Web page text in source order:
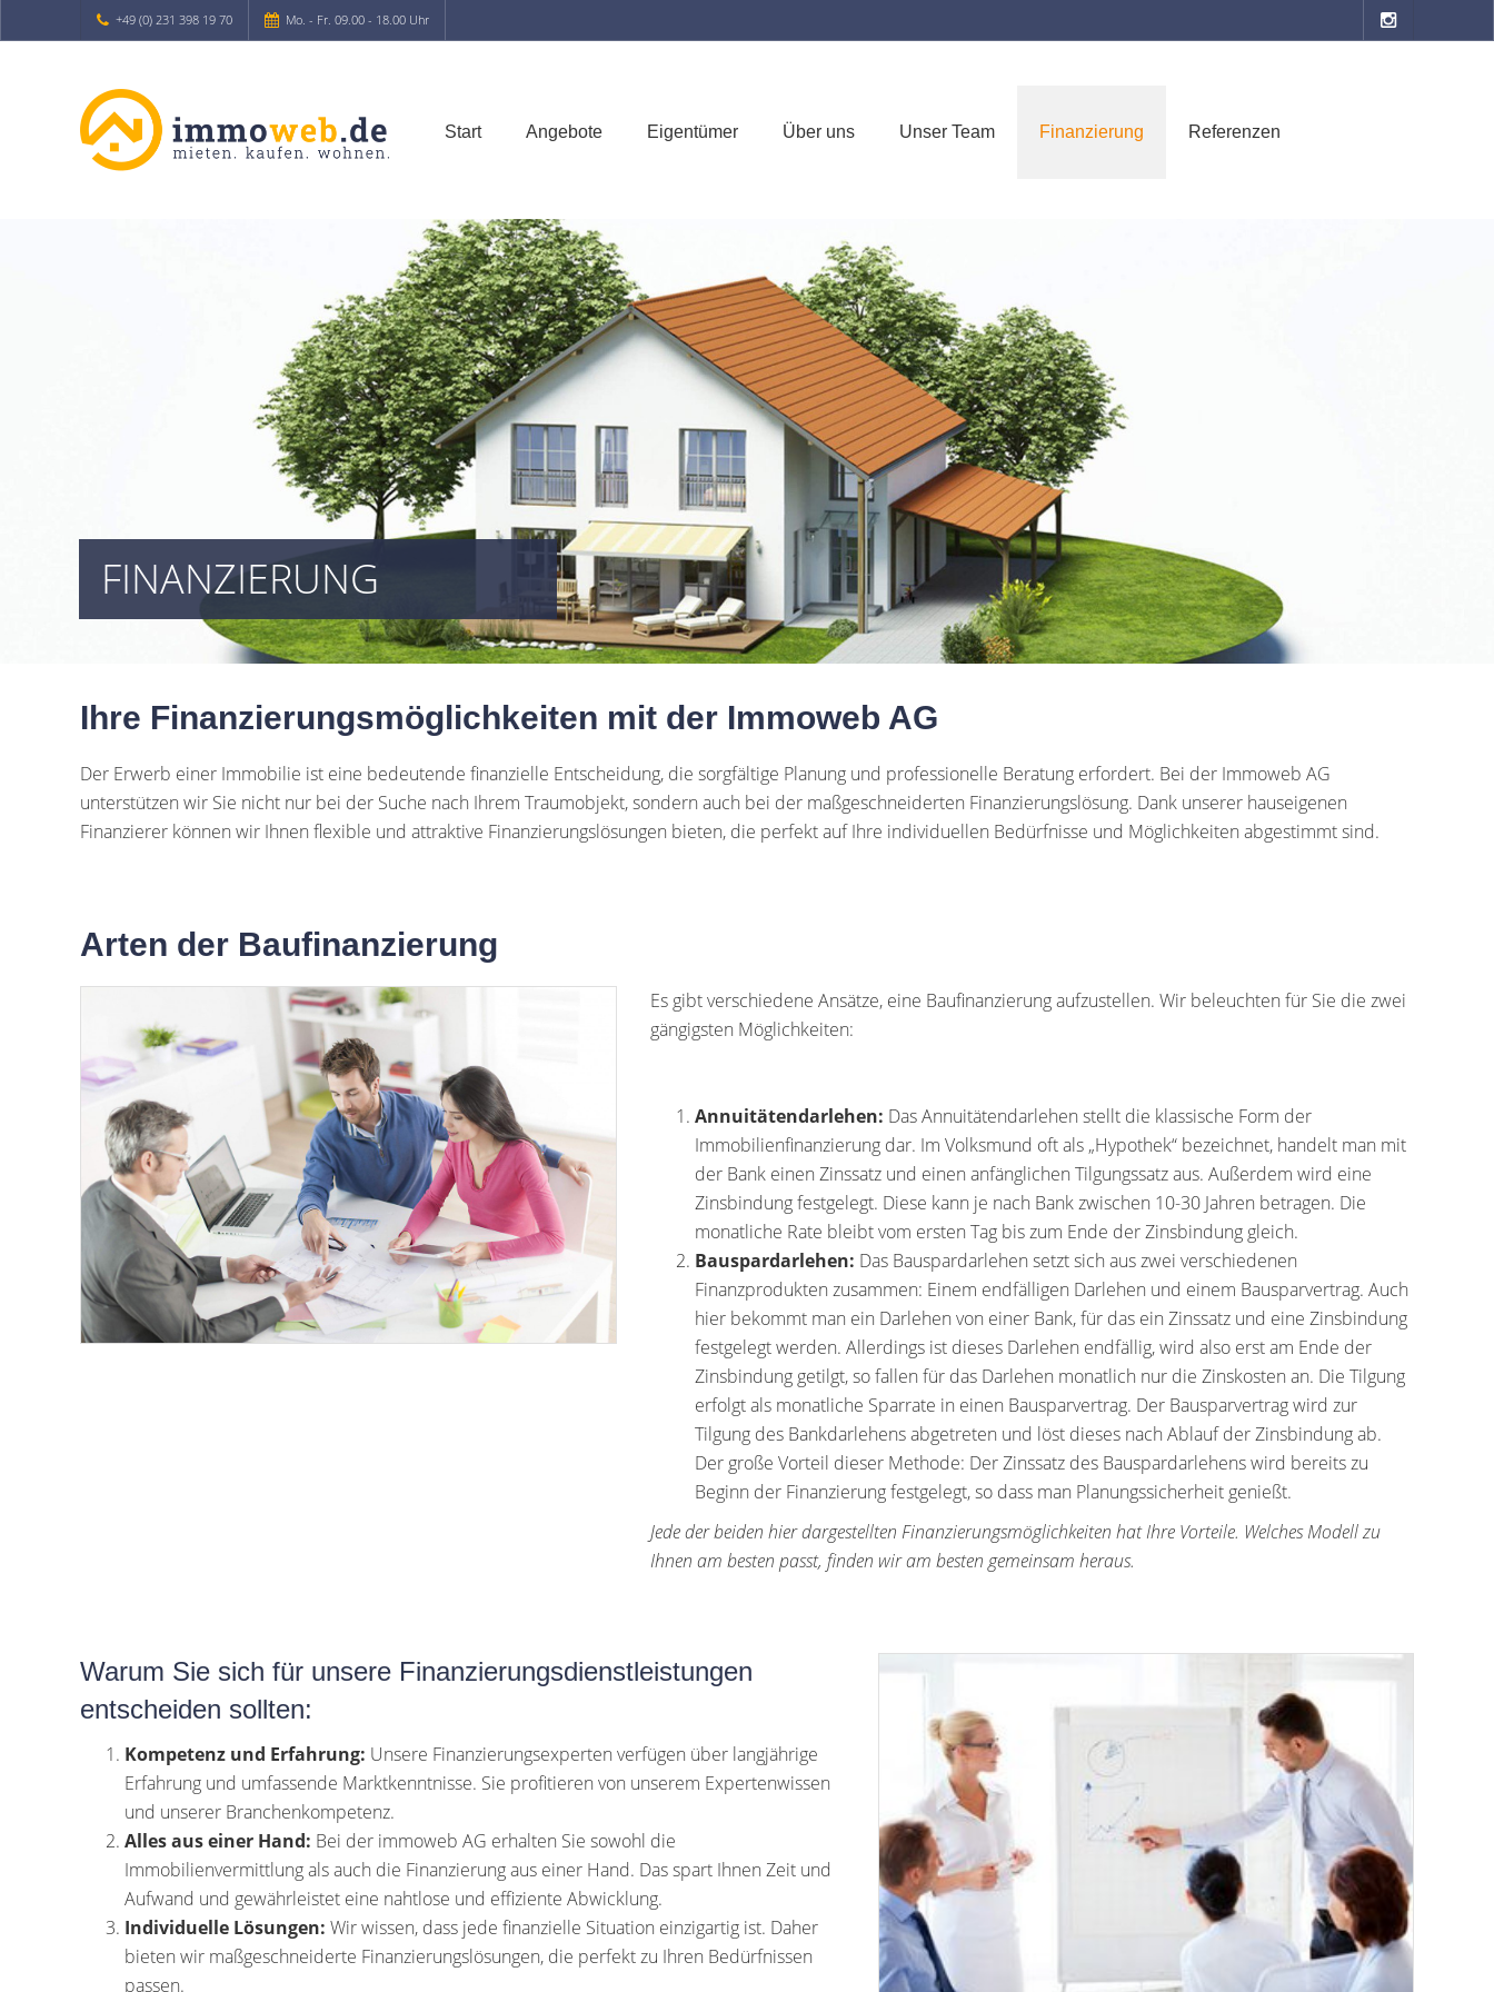
+49 (0) 231 398 19 70 Mo. - Fr. 09.00 - 18.00 Uhr
Start Angebote Eigentümer Über uns Unser Team Finanzierung Referenzen
FINANZIERUNG
Ihre Finanzierungsmöglichkeiten mit der Immoweb AG
Der Erwerb einer Immobilie ist eine bedeutende finanzielle Entscheidung, die sorgfältige Planung und professionelle Beratung erfordert. Bei der Immoweb AG
unterstützen wir Sie nicht nur bei der Suche nach Ihrem Traumobjekt, sondern auch bei der maßgeschneiderten Finanzierungslösung. Dank unserer hauseigenen
Finanzierer können wir Ihnen flexible und attraktive Finanzierungslösungen bieten, die perfekt auf Ihre individuellen Bedürfnisse und Möglichkeiten abgestimmt sind.
Arten der Baufinanzierung
Es gibt verschiedene Ansätze, eine Baufinanzierung aufzustellen. Wir beleuchten für Sie die zwei
gängigsten Möglichkeiten:
Annuitätendarlehen: Das Annuitätendarlehen stellt die klassische Form der
Immobilienfinanzierung dar. Im Volksmund oft als „Hypothek“ bezeichnet, handelt man mit
der Bank einen Zinssatz und einen anfänglichen Tilgungssatz aus. Außerdem wird eine
Zinsbindung festgelegt. Diese kann je nach Bank zwischen 10-30 Jahren betragen. Die
monatliche Rate bleibt vom ersten Tag bis zum Ende der Zinsbindung gleich.
Bauspardarlehen: Das Bauspardarlehen setzt sich aus zwei verschiedenen
Finanzprodukten zusammen: Einem endfälligen Darlehen und einem Bausparvertrag. Auch
hier bekommt man ein Darlehen von einer Bank, für das ein Zinssatz und eine Zinsbindung
festgelegt werden. Allerdings ist dieses Darlehen endfällig, wird also erst am Ende der
Zinsbindung getilgt, so fallen für das Darlehen monatlich nur die Zinskosten an. Die Tilgung
erfolgt als monatliche Sparrate in einen Bausparvertrag. Der Bausparvertrag wird zur
Tilgung des Bankdarlehens abgetreten und löst dieses nach Ablauf der Zinsbindung ab.
Der große Vorteil dieser Methode: Der Zinssatz des Bauspardarlehens wird bereits zu
Beginn der Finanzierung festgelegt, so dass man Planungssicherheit genießt.
Jede der beiden hier dargestellten Finanzierungsmöglichkeiten hat Ihre Vorteile. Welches Modell zu
Ihnen am besten passt, finden wir am besten gemeinsam heraus.
Warum Sie sich für unsere Finanzierungsdienstleistungen
entscheiden sollten:
Kompetenz und Erfahrung: Unsere Finanzierungsexperten verfügen über langjährige
Erfahrung und umfassende Marktkenntnisse. Sie profitieren von unserem Expertenwissen
und unserer Branchenkompetenz.
Alles aus einer Hand: Bei der immoweb AG erhalten Sie sowohl die
Immobilienvermittlung als auch die Finanzierung aus einer Hand. Das spart Ihnen Zeit und
Aufwand und gewährleistet eine nahtlose und effiziente Abwicklung.
Individuelle Lösungen: Wir wissen, dass jede finanzielle Situation einzigartig ist. Daher
bieten wir maßgeschneiderte Finanzierungslösungen, die perfekt zu Ihren Bedürfnissen
passen.